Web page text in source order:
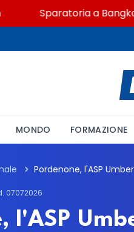
Sparatoria a Bangkok:
MONDO FORMAZIONE
07072026
l'ASP